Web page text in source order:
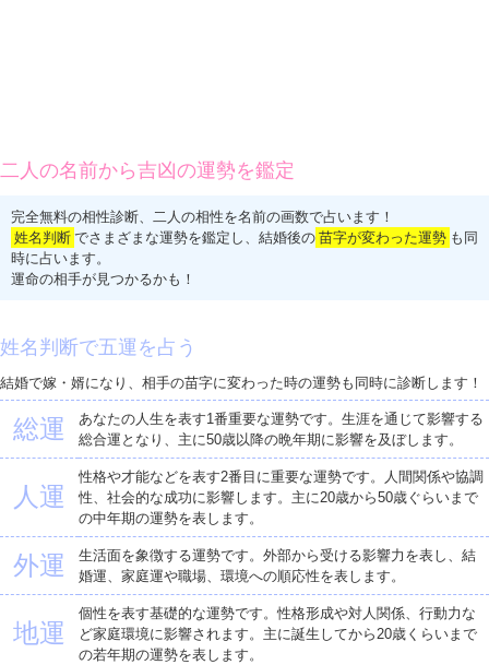
二人の名前から吉凶の運勢を鑑定
完全無料の相性診断、二人の相性を名前の画数で占います！
姓名判断 でさまざまな運勢を鑑定し、結婚後の 苗字が変わった運勢 も同
時に占います。
運命の相手が見つかるかも！
姓名判断で五運を占う
結婚で嫁・婿になり、相手の苗字に変わった時の運勢も同時に診断します！
総運
あなたの人生を表す1番重要な運勢です。生涯を通じて影響する
総合運となり、主に50歳以降の晩年期に影響を及ぼします。
人運
性格や才能などを表す2番目に重要な運勢です。人間関係や協調
性、社会的な成功に影響します。主に20歳から50歳ぐらいまで
の中年期の運勢を表します。
外運
生活面を象徴する運勢です。外部から受ける影響力を表し、結
婚運、家庭運や職場、環境への順応性を表します。
地運
個性を表す基礎的な運勢です。性格形成や対人関係、行動力な
ど家庭環境に影響されます。主に誕生してから20歳くらいまで
の若年期の運勢を表します。